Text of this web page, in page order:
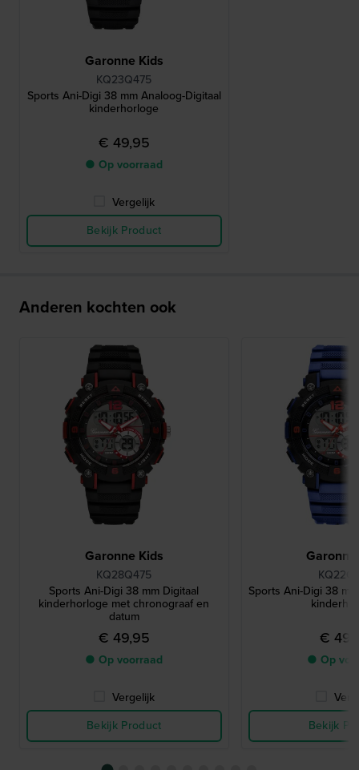
Garonne Kids
KQ23Q475
Sports Ani-Digi 38 mm Analoog-Digitaal
kinderhorloge
€ 49,95
● Op voorraad
Vergelijk
Bekijk Product
Anderen kochten ook
Garonne Kids
KQ28Q475
Sports Ani-Digi 38 mm Digitaal
kinderhorloge met chronograaf en
datum
€ 49,95
● Op voorraad
Vergelijk
Bekijk Product
Sports Ani-Digi 38
€
● Op
Bekijk